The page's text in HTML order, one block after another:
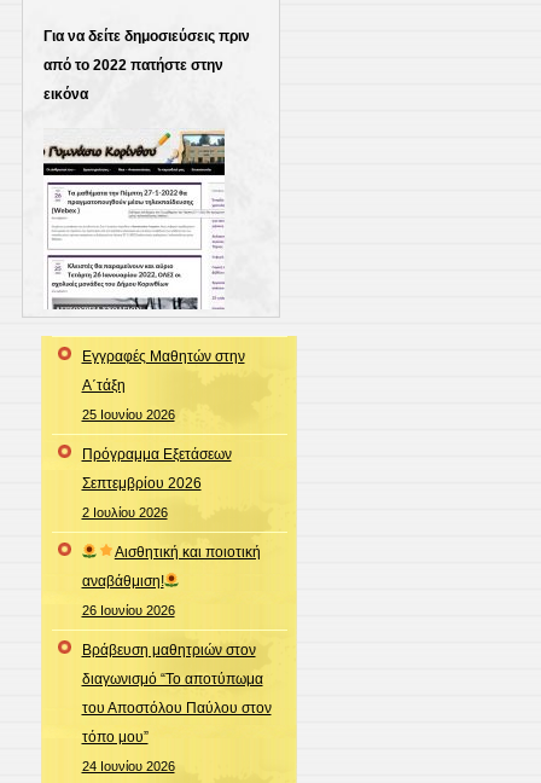
Για να δείτε δημοσιεύσεις πριν
από το 2022 πατήστε στην
εικόνα
Εγγραφές Μαθητών στην
Α΄τάξη
25 Ιουνίου 2026
Πρόγραμμα Εξετάσεων
Σεπτεμβρίου 2026
2 Ιουλίου 2026
Αισθητική και ποιοτική
αναβάθμιση!
26 Ιουνίου 2026
Βράβευση μαθητριών στον
διαγωνισμό “Το αποτύπωμα
του Αποστόλου Παύλου στον
τόπο μου”
24 Ιουνίου 2026